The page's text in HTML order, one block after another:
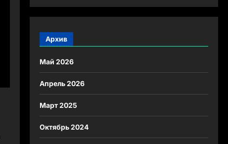
Архив
Май 2026
Апрель 2026
Март 2025
Октябрь 2024